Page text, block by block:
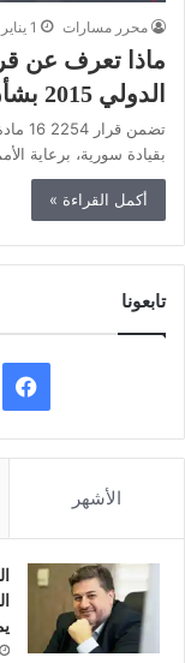
محرر مسارات 1 يناير، 2021
الدولي 2015 بشأن الملف السوري؟
بقيادة سورية، برعاية
أكمل القراءة »
تابعونا
ي
و
الأشهر